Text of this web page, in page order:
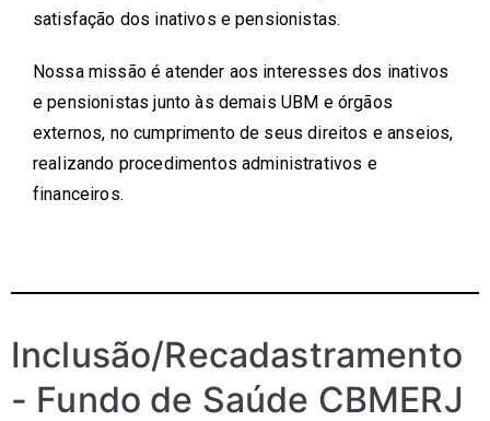
satisfação dos inativos e pensionistas.
Nossa missão é atender aos interesses dos inativos
e pensionistas junto às demais UBM e órgãos
externos, no cumprimento de seus direitos e anseios,
realizando procedimentos administrativos e
financeiros.
Inclusão/Recadastramento
- Fundo de Saúde CBMERJ